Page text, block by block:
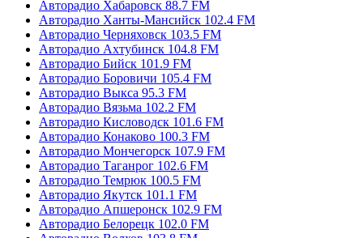
Авторадио Хабаровск 88.7 FM
Авторадио Ханты-Мансийск 102.4 FM
Авторадио Черняховск 103.5 FM
Авторадио Ахтубинск 104.8 FM
Авторадио Бийск 101.9 FM
Авторадио Боровичи 105.4 FM
Авторадио Выкса 95.3 FM
Авторадио Вязьма 102.2 FM
Авторадио Кисловодск 101.6 FM
Авторадио Конаково 100.3 FM
Авторадио Мончегорск 107.9 FM
Авторадио Таганрог 102.6 FM
Авторадио Темрюк 100.5 FM
Авторадио Якутск 101.1 FM
Авторадио Апшеронск 102.9 FM
Авторадио Белорецк 102.0 FM